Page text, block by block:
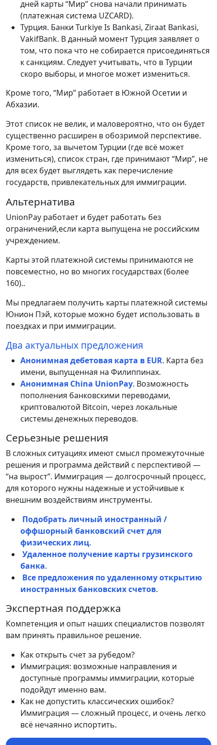
дней карты “Мир” снова начали принимать
(платежная система UZCARD).
Турция. Банки Turkiye Is Bankasi, Ziraat Bankasi,
VakifBank. В данный момент Турция заявляет о
том, что пока что не собирается присоединяться
к санкциям. Следует учитывать, что в Турции
скоро выборы, и многое может измениться.
Кроме того, “Мир” работает в Южной Осетии и
Абхазии.
Этот список не велик, и маловероятно, что он будет
существенно расширен в обозримой перспективе.
Кроме того, за вычетом Турции (где всё может
измениться), список стран, где принимают “Мир”, не
для всех будет выглядеть как перечисление
государств, привлекательных для иммиграции.
Альтернатива
UnionPay работает и будет работать без
ограничений,если карта выпущена не российским
учреждением.
Карты этой платежной системы принимаются не
повсеместно, но во многих государствах (более
160)..
Мы предлагаем получить карты платежной системы
Юнион Пэй, которые можно будет использовать в
поездках и при иммиграции.
Два актуальных предложения
Анонимная дебетовая карта в EUR. Карта без
имени, выпущенная на Филиппинах.
Анонимная China UnionPay. Возможность
пополнения банковскими переводами,
криптовалютой Bitcoin, через локальные
системы денежных переводов.
Серьезные решения
В сложных ситуациях имеют смысл промежуточные
решения и программа действий с перспективой —
“на вырост”. Иммиграция — долгосрочный процесс,
для которого нужны надежные и устойчивые к
внешним воздействиям инструменты.
Подобрать личный иностранный /
оффшорный банковский счет для
физических лиц.
Удаленное получение карты грузинского
банка.
Все предложения по удаленному открытию
иностранных банковских счетов.
Экспертная поддержка
Компетенция и опыт наших специалистов позволят
вам принять правильное решение.
Как открыть счет за рубедом?
Иммиграция: возможные направления и
доступные программы иммиграции, которые
подойдут именно вам.
Как не допустить классических ошибок?
Иммиграция — сложный процесс, и очень легко
всё нечаянно испортить.